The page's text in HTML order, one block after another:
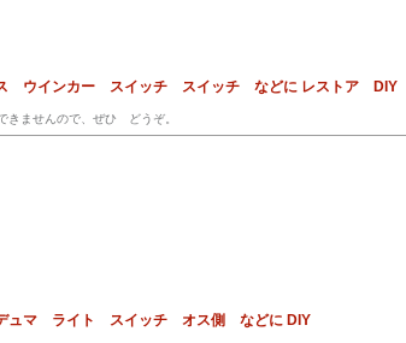
ウインカー スイッチ スイッチ などに レストア DIY
きませんので、ぜひ どうぞ。
ュマ ライト スイッチ オス側 などに DIY